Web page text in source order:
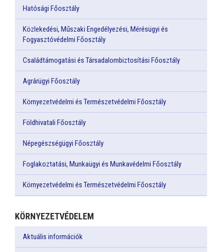
Hatósági Főosztály
Közlekedési, Műszaki Engedélyezési, Mérésügyi és
Fogyasztóvédelmi Főosztály
Családtámogatási és Társadalombiztosítási Főosztály
Agrárügyi Főosztály
Környezetvédelmi és Természetvédelmi Főosztály
Földhivatali Főosztály
Népegészségügyi Főosztály
Foglakoztatási, Munkaügyi és Munkavédelmi Főosztály
Környezetvédelmi és Természetvédelmi Főosztály
KÖRNYEZETVÉDELEM
Aktuális információk